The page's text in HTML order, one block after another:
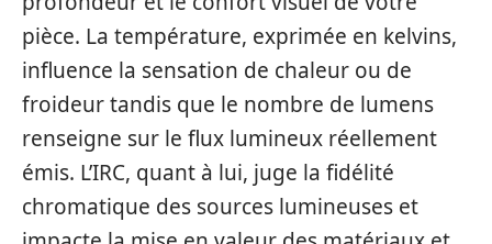
pièce. La température, exprimée en kelvins,
influence la sensation de chaleur ou de
froideur tandis que le nombre de lumens
renseigne sur le flux lumineux réellement
émis. L’IRC, quant à lui, juge la fidélité
chromatique des sources lumineuses et